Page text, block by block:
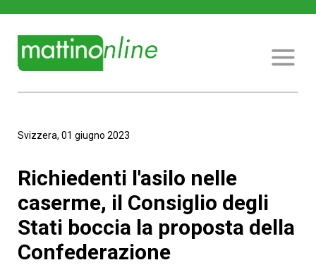
Svizzera, 01 giugno 2023
Richiedenti l'asilo nelle
caserme, il Consiglio degli
Stati boccia la proposta della
Confederazione